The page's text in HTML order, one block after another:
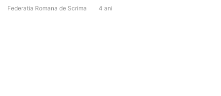
Federatia Romana de Scrima 4 ani